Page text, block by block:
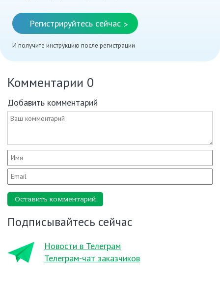
Регистрируйтесь сейчас >
И получите инструкцию после регистрации
Комментарии 0
Добавить комментарий
Оставить комментарий
Подписывайтесь сейчас
Новости в Телеграм
Телеграм-чат заказчиков